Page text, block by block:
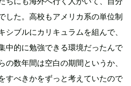
した。高校もアメリカ系の単位制
シブルにカリキュラムを組んで、
中的に勉強できる環境だったんで
の数年間は空白の期間というか、
すべきかをずっと考えていたので